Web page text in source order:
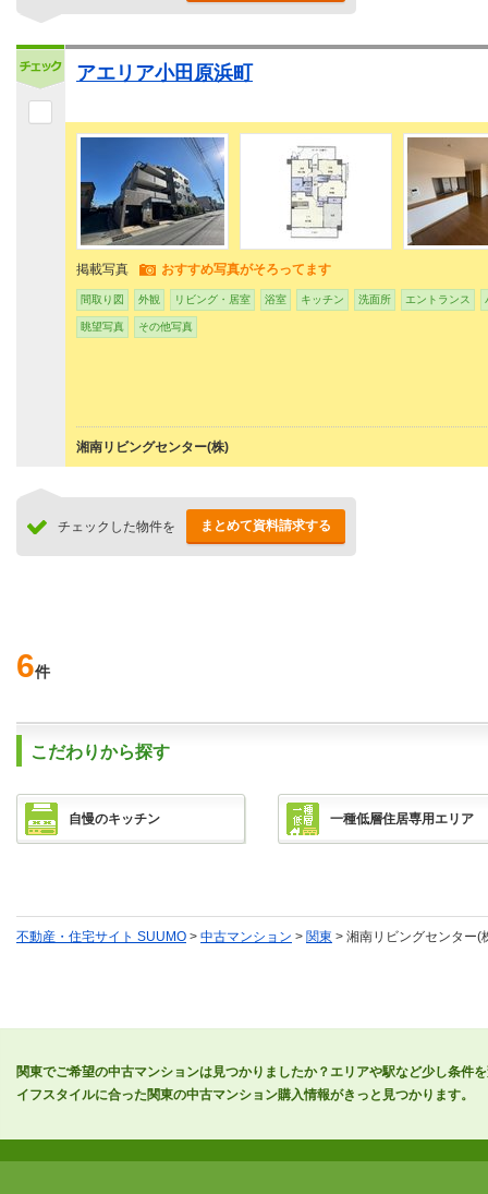
アエリア小田原浜町
掲載写真 おすすめ写真がそろってます
間取り図 外観 リビング・居室 浴室 キッチン 洗面所 エントランス
眺望写真 その他写真
湘南リビングセンター(株)
チェックした物件を まとめて資料請求する
6件
こだわりから探す
自慢のキッチン 一種低層住居専用エリア
不動産・住宅サイト SUUMO > 中古マンション > 関東 > 湘南リビングセンター(
関東でご希望の中古マンションは見つかりましたか？エリアや駅など少し条件
イフスタイルに合った関東の中古マンション購入情報がきっと見つかります。